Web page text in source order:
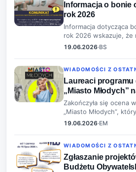
Informacja o bonie
rok 2026
Informacja dotycząca
rok 2026 wskazuje, że
będą mogli z niego
19.06.2026·BS
WIADOMOŚCI Z
Laureaci
„Miasto Młodych”
Zakończyła się ocena
„Miasto Młodych”,
inicjatywy młodych
19.06.2026·EM
WIADOMOŚCI Z
Zgłaszanie
Budżetu